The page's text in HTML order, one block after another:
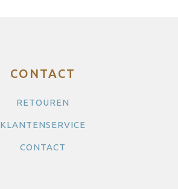
CONTACT
RETOUREN
KLANTENSERVICE
CONTACT